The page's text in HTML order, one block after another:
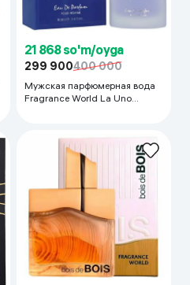
21 868 so'm/oyga
299 900400 000
Мужская парфюмерная вода
Fragrance World La Uno